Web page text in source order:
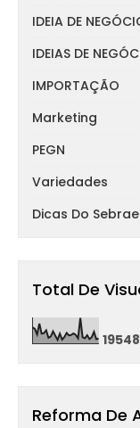
IDEIA DE
IDEIAS DE
IMPORTAÇÃO
Marketing
PEGN
Variedades
Dicas Do Sebrae
Total De
19548
Reforma De